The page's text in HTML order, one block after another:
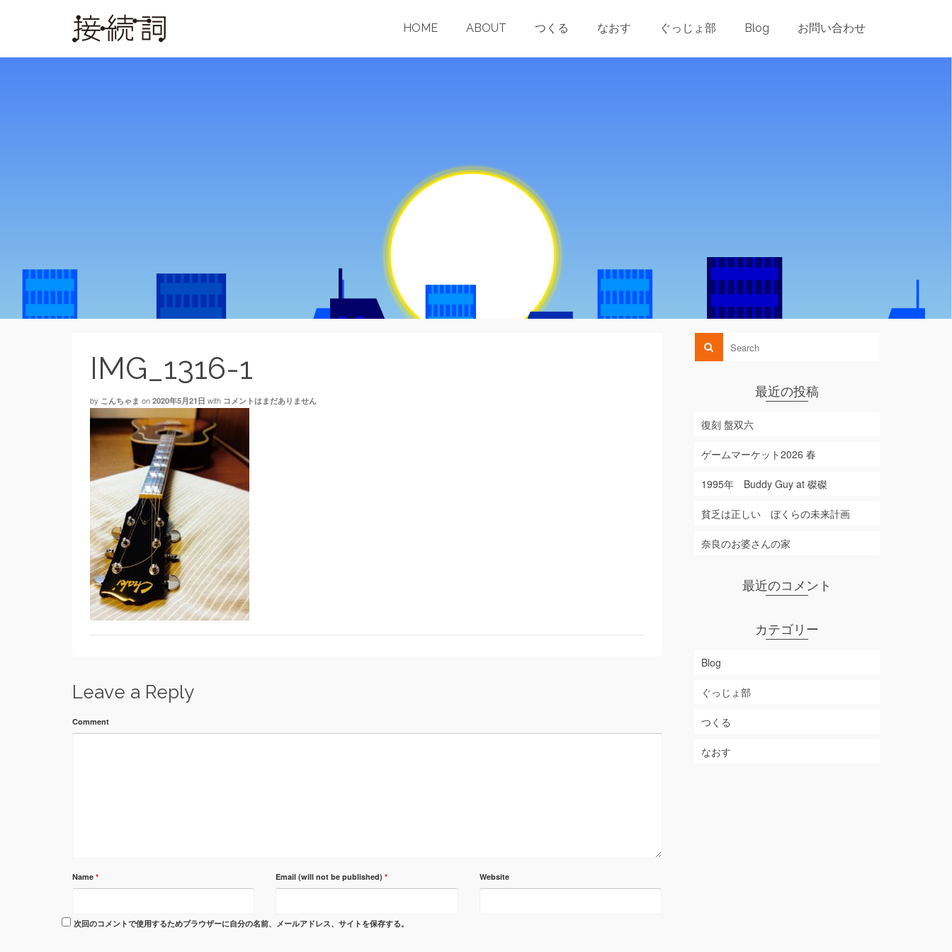
HOME ABOUT つくる なおす ぐっじょ部 Blog お問い合わせ
: Undefined array key 0 in/home/c8191760/public_html/conchama.com/wp-content/themes/pinnacle/templates/blog-post-header.php on line24
IMG_1316-1
by こんちゃま on 2020年5月21日 with コメントはまだありません
Leave a Reply
Comment
Name * Email (will not be published)* Website
次回のコメントで使用するためブラウザーに自分の名前、メールアドレス、サイトを保存する。
最近の投稿
復刻 盤双六
ゲームマーケット2026 春
1995年 Buddy Guy at 磔磔
貧乏は正しい ぼくらの未来計画
奈良のお婆さんの家
最近のコメント
カテゴリー
Blog
ぐっじょ部
つくる
なおす